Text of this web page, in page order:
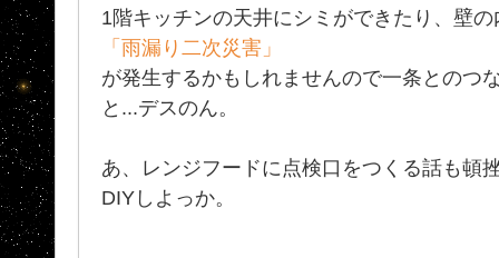
1階キッチンの天井にシミができたり、壁
「雨漏り二次災害」
が発生するかもしれませんので一条とのつ
と...デスのん。
あ、レンジフードに点検口をつくる話も頓
DIYしよっか。